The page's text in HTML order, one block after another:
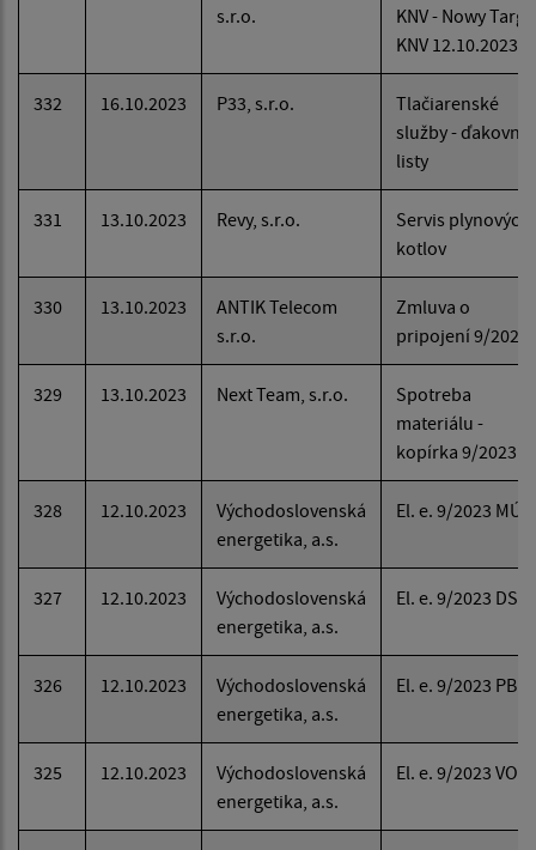
s.r.o.
KNV - Nowy Targ -
KNV 12.10.2023
332 16.10.2023 P33, s.r.o.
Tlačiarenské
služby - ďakovné
listy
331 13.10.2023 Revy, s.r.o.
Servis plynových
kotlov
330 13.10.2023
ANTIK Telecom
s.r.o.
Zmluva o
pripojení 9/2023
329 13.10.2023 Next Team, s.r.o.
Spotreba
materiálu -
kopírka 9/2023
328 12.10.2023
Východoslovenská
energetika, a.s.
El. e. 9/2023 MÚ
327 12.10.2023
Východoslovenská
energetika, a.s.
El. e. 9/2023 DS
326 12.10.2023
Východoslovenská
energetika, a.s.
El. e. 9/2023 PB
325 12.10.2023
Východoslovenská
energetika, a.s.
El. e. 9/2023 VO